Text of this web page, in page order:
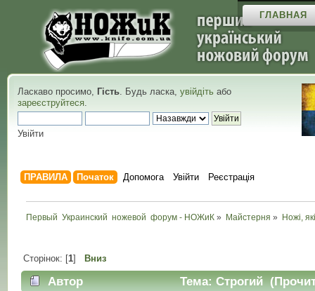
ГЛАВНАЯ
Ласкаво просимо, Гість. Будь ласка, увійдіть або
зареєструйтеся.
Увійти
ПРАВИЛА Початок Допомога Увійти Реєстрація
Первый  Украинский  ножевой  форум - НОЖиК » Майстерня » Ножі,
Сторінок: [1] Вниз
Автор Тема: Строгий